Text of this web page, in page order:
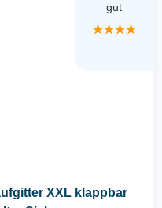
gut
★★★★
XXL klappbar